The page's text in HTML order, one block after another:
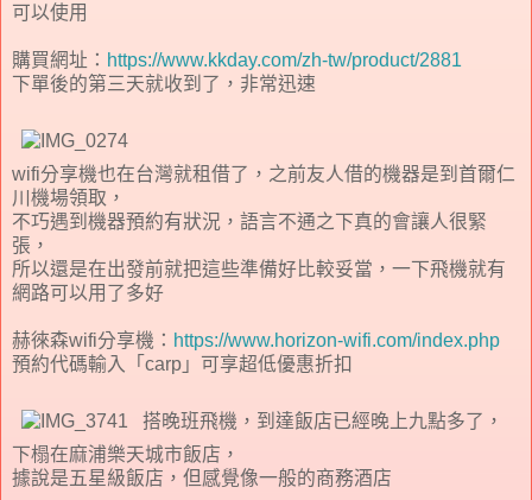
可以使用
購買網址： https://www.kkday.com/zh-tw/product/2881
下單後的第三天就收到了，非常迅速
wifi分享機也在台灣就租借了，之前友人借的機器是到首爾仁
川機場領取，
不巧遇到機器預約有狀況，語言不通之下真的會讓人很緊
張，
所以還是在出發前就把這些準備好比較妥當，一下飛機就有
網路可以用了多好
赫徠森wifi分享機： https://www.horizon-wifi.com/index.php
預約代碼輸入「carp」可享超低優惠折扣
搭晚班飛機，到達飯店已經晚上九點多了，
下榻在麻浦樂天城市飯店，
據說是五星級飯店，但感覺像一般的商務酒店